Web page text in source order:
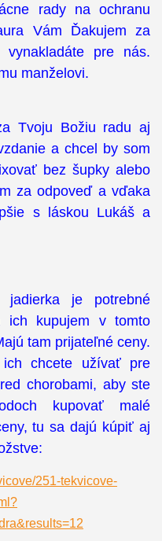
rady na ochranu
Vám Ďakujem za
vynakladáte pre nás.
manželovi.
Tvoju Božiu radu aj
a chcel by som
bez šupky alebo
za odpoveď a vďaka
s láskou Lukáš a
jadierka je potrebné
ich kupujem v tomto
tam prijateľné ceny.
chcete užívať pre
chorobami, aby ste
kupovať malé
tu sa dajú kúpiť aj
251-tekvicove-